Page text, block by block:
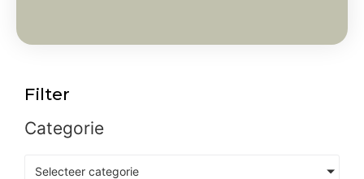
Filter
Categorie
Selecteer categorie